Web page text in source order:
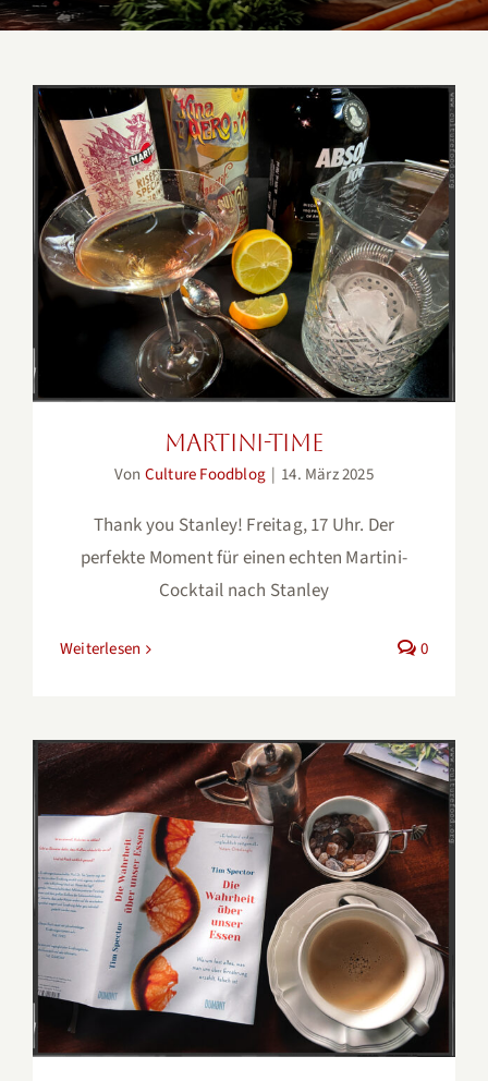
Martini-Time
Martini-Time
Von Culture Foodblog | 14. März 2025
Thank you Stanley! Freitag, 17 Uhr. Der
perfekte Moment für einen echten Martini-
Cocktail nach Stanley
Weiterlesen 0
Tim Spector – Die Wahrheit über
unser Essen